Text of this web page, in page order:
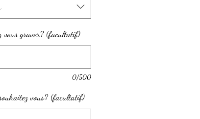
vous graver? (facultatif)
0/500
vous? (facultatif)